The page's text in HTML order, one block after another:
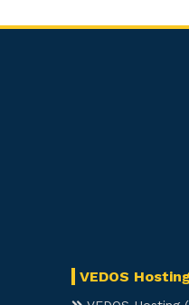
VEDOS Hosting